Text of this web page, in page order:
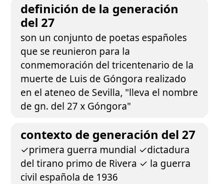
definición de la generación
del 27
son un conjunto de poetas españoles
que se reunieron para la
conmemoración del tricentenario de la
muerte de Luis de Góngora realizado
en el ateneo de Sevilla, "lleva el nombre
de gn. del 27 x Góngora"
contexto de generación del 27
✓primera guerra mundial ✓dictadura
del tirano primo de Rivera ✓ la guerra
civil española de 1936